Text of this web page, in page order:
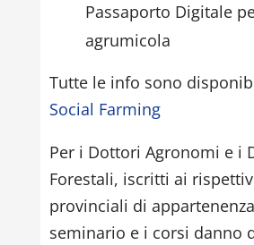
Passaporto Digitale
agrumicola
Tutte le info sono
Social Farming
Per i Dottori Agronomi e i
Forestali, iscritti ai
provinciali di
seminario e i corsi danno